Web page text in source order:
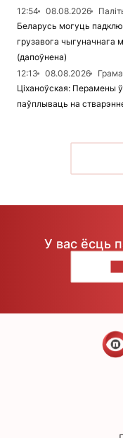
12:54
08.08.2026
Беларусь могуць
грузавога чыгуначнага
(дапоўнена)
12:13
08.08.2026
Ціханоўская: Перамены
паўплываць на
У вас ёсць